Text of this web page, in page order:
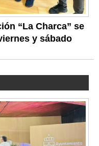
“La Charca” se
y sábado